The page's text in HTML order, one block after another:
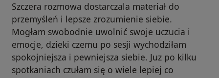
Szczera rozmowa dostarczala materiał do
przemyśleń i lepsze zrozumienie siebie.
Mogłam swobodnie uwolnić swoje uczucia i
emocje, dzieki czemu po sesji wychodziłam
spokojniejsza i pewniejsza siebie. Juz po kilku
spotkaniach czułam się o wiele lepiej co